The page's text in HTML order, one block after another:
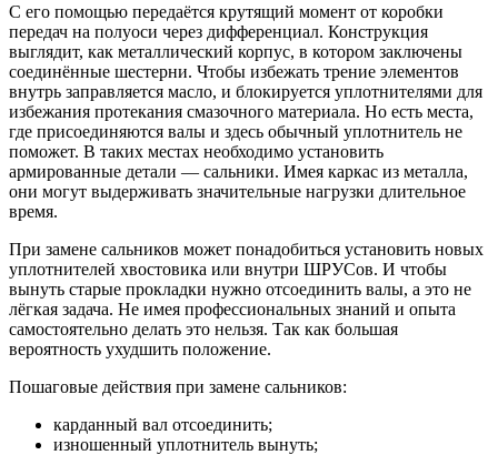
С его помощью передаётся крутящий момент от коробки
передач на полуоси через дифференциал. Конструкция
выглядит, как металлический корпус, в котором заключены
соединённые шестерни. Чтобы избежать трение элементов
внутрь заправляется масло, и блокируется уплотнителями для
избежания протекания смазочного материала. Но есть места,
где присоединяются валы и здесь обычный уплотнитель не
поможет. В таких местах необходимо установить
армированные детали — сальники. Имея каркас из металла,
они могут выдерживать значительные нагрузки длительное
время.
При замене сальников может понадобиться установить новых
уплотнителей хвостовика или внутри ШРУСов. И чтобы
вынуть старые прокладки нужно отсоединить валы, а это не
лёгкая задача. Не имея профессиональных знаний и опыта
самостоятельно делать это нельзя. Так как большая
вероятность ухудшить положение.
Пошаговые действия при замене сальников:
карданный вал отсоединить;
изношенный уплотнитель вынуть;